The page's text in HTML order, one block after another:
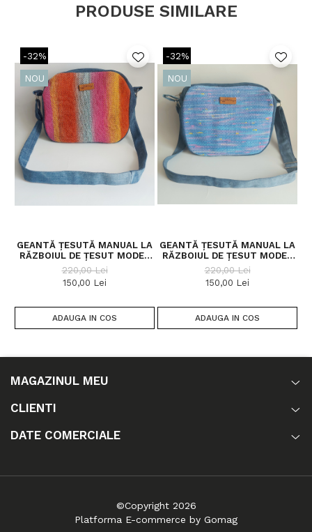
PRODUSE SIMILARE
-32%
NOU
GEANTĂ ȚESUTĂ MANUAL LA
RĂZBOIUL DE ȚESUT MODEL
POȘTAȘ
220,00 Lei
150,00 Lei
ADAUGA IN COS
-32%
NOU
GEANTĂ ȚESUTĂ MANUAL LA
RĂZBOIUL DE ȚESUT MODEL
POȘTAȘ
220,00 Lei
150,00 Lei
ADAUGA IN COS
MAGAZINUL MEU
CLIENTI
DATE COMERCIALE
©Copyright 2026
Platforma E-commerce by Gomag